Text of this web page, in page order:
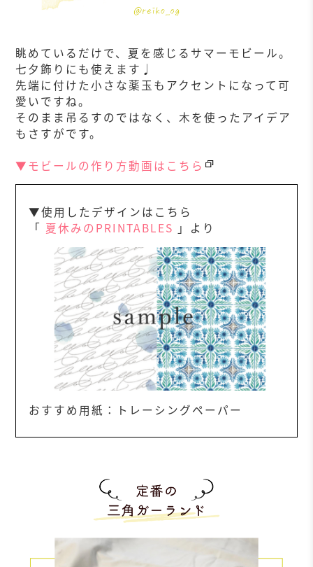
眺めているだけで、夏を感じるサマーモビール。
七夕飾りにも使えます♩
先端に付けた小さな薬玉もアクセントになって可
愛いですね。
そのまま吊るすのではなく、木を使ったアイデア
もさすがです。
▼モビールの作り方動画はこちら
▼使用したデザインはこちら
「 夏休みのPRINTABLES 」より
おすすめ用紙：トレーシングペーパー